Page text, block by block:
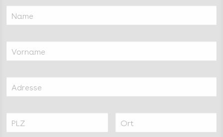
Name
Vorname
Adresse
PLZ Ort